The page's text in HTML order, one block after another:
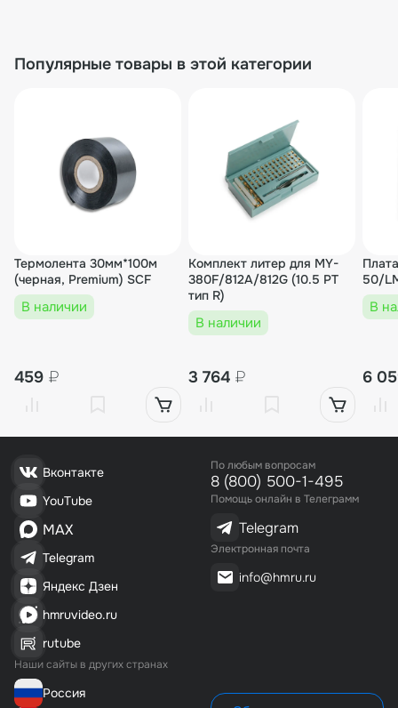
Популярные товары в этой категории
Термолента 30мм*100м
(черная, Premium) SCF
В наличии
459 ₽
Комплект литер для MY-
380F/812A/812G (10.5 PT
тип R)
В наличии
3 764 ₽
50/
В
6
Вконтакте
YouTube
MAX
Telegram
Яндекс Дзен
hmruvideo.ru
rutube
Наши сайты в других странах
Россия
По любым вопросам
8 (800) 500-1-495
Помощь онлайн в Телеграмм
Telegram
Электронная почта
info@hmru.ru